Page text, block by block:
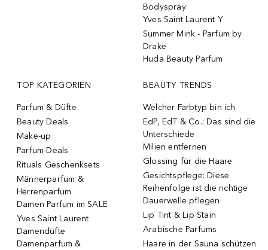
Bodyspray
Yves Saint Laurent Y
Summer Mink - Parfum by
Drake
Huda Beauty Parfum
TOP KATEGORIEN
Parfum & Düfte
Beauty Deals
Make-up
Parfum-Deals
Rituals Geschenksets
Männerparfum &
Herrenparfum
Damen Parfum im SALE
Yves Saint Laurent
Damendüfte
Damenparfum &
BEAUTY TRENDS
Welcher Farbtyp bin ich
EdP, EdT & Co.: Das sind die
Unterschiede
Milien entfernen
Glossing für die Haare
Gesichtspflege: Diese
Reihenfolge ist die richtige
Dauerwelle pflegen
Lip Tint & Lip Stain
Arabische Parfums
Haare in der Sauna schützen